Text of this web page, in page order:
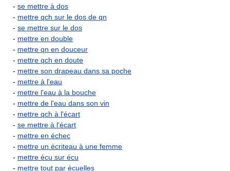
- se mettre à dos
- mettre qch sur le dos de qn
- se mettre sur le dos
- mettre en double
- mettre qn en douceur
- mettre qch en doute
- mettre son drapeau dans sa poche
- mettre à l'eau
- mettre l'eau à la bouche
- mettre de l'eau dans son vin
- mettre qch à l'écart
- se mettre à l'écart
- mettre en échec
- mettre un écriteau à une femme
- mettre écu sur écu
- mettre tout par écuelles